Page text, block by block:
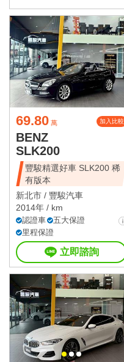
69.80 萬 加入比較
BENZ
SLK200
豐駿精選好車 SLK200 稀
有版本
新北市 / 豐駿汽車
2014年 / km
認證車
五大保證
里程保證
立即諮詢